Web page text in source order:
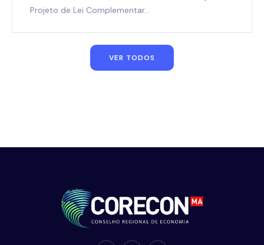
Projeto de Lei Complementar…
VER TODOS